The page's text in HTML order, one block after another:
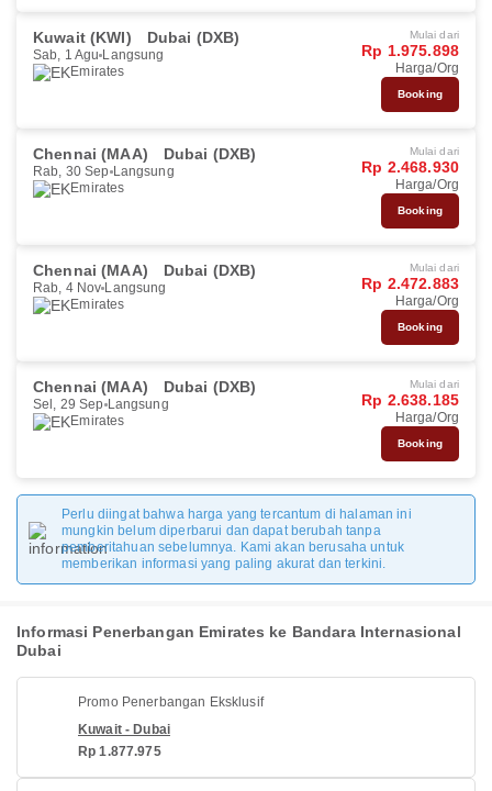
Kuwait (KWI) Dubai (DXB)
Sab, 1 Agu Langsung
Emirates
Mulai dari
Rp 1.975.898
Harga/Org
Booking
Chennai (MAA) Dubai (DXB)
Rab, 30 Sep Langsung
Emirates
Mulai dari
Rp 2.468.930
Harga/Org
Booking
Chennai (MAA) Dubai (DXB)
Rab, 4 Nov Langsung
Emirates
Mulai dari
Rp 2.472.883
Harga/Org
Booking
Chennai (MAA) Dubai (DXB)
Sel, 29 Sep Langsung
Emirates
Mulai dari
Rp 2.638.185
Harga/Org
Booking
Perlu diingat bahwa harga yang tercantum di halaman ini
mungkin belum diperbarui dan dapat berubah tanpa
pemberitahuan sebelumnya. Kami akan berusaha untuk
memberikan informasi yang paling akurat dan terkini.
Informasi Penerbangan Emirates ke Bandara Internasional
Dubai
Promo Penerbangan Eksklusif
Kuwait - Dubai
Rp 1.877.975